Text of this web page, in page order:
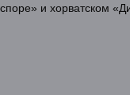
и хорватском